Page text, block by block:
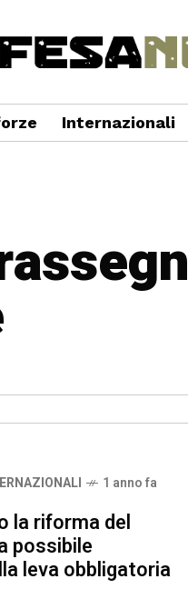
Internazionali
1 anno fa
la riforma del
possibile
leva obbligatoria